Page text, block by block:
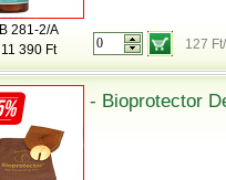
B 281-2/A
11 390 Ft
127
- Bioprotector